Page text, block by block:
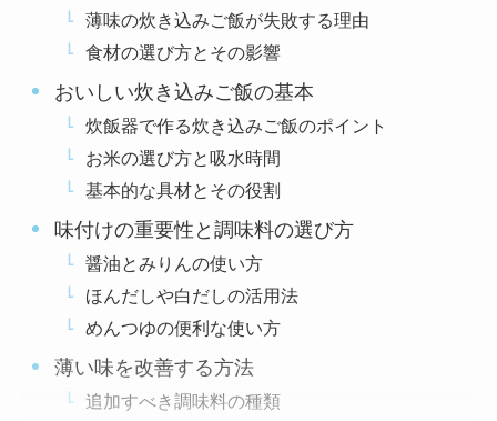
薄味の炊き込みご飯が失敗する理由
食材の選び方とその影響
おいしい炊き込みご飯の基本
炊飯器で作る炊き込みご飯のポイント
お米の選び方と吸水時間
基本的な具材とその役割
味付けの重要性と調味料の選び方
醤油とみりんの使い方
ほんだしや白だしの活用法
めんつゆの便利な使い方
薄い味を改善する方法
追加すべき調味料の種類